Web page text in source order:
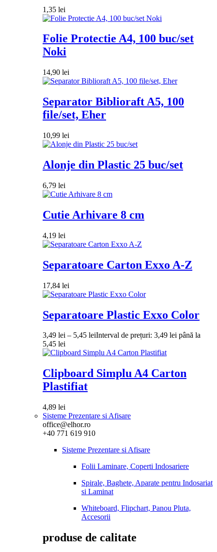
1,35 lei
Folie Protectie A4, 100 buc/set
Noki
14,90 lei
Separator Biblioraft A5, 100
file/set, Eher
10,99 lei
Alonje din Plastic 25 buc/set
6,79 lei
Cutie Arhivare 8 cm
4,19 lei
Separatoare Carton Exxo A-Z
17,84 lei
Separatoare Plastic Exxo Color
3,49 lei – 5,45 leiInterval de prețuri: 3,49 lei până la
5,45 lei
Clipboard Simplu A4 Carton
Plastifiat
4,89 lei
Sisteme Prezentare si Afisare
office@elhor.ro
+40 771 619 910
Sisteme Prezentare si Afisare
Folii Laminare, Coperti Indosariere
Spirale, Baghete, Aparate pentru Indosariat
si Laminat
Whiteboard, Flipchart, Panou Pluta,
Accesorii
produse de calitate